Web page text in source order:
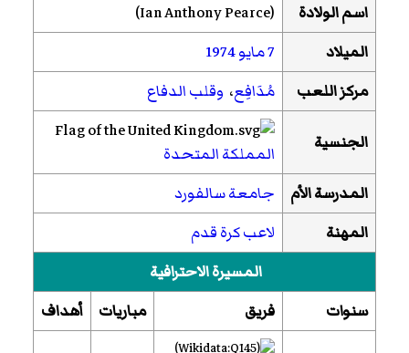
اسم الولادة
(
Ian Anthony Pearce
)‏
الميلاد
7 مايو
1974
مركز اللعب
مُدَافِع، وقلب الدفاع
الجنسية
المملكة المتحدة
المدرسة الأم
جامعة سالفورد
المهنة
لاعب كرة قدم
المسيرة الاحترافية
سنوات
فريق مباريات أهداف